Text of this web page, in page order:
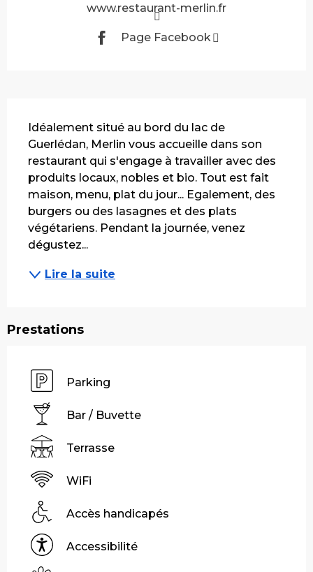
www.restaurant-merlin.fr
Page Facebook
Idéalement situé au bord du lac de
Guerlédan, Merlin vous accueille dans son
restaurant qui s'engage à travailler avec des
produits locaux, nobles et bio. Tout est fait
maison, menu, plat du jour... Egalement, des
burgers ou des lasagnes et des plats
végétariens. Pendant la journée, venez
dégustez...
Lire la suite
Prestations
Parking
Bar / Buvette
Terrasse
WiFi
Accès handicapés
Accessibilité